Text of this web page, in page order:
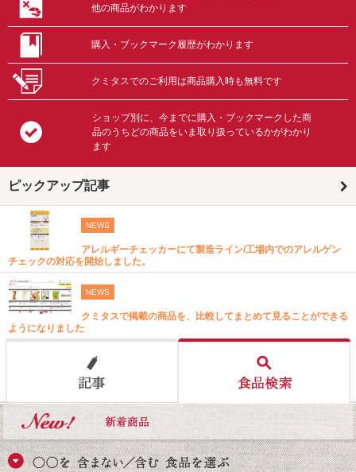
他の商品がわかります
購入・ブックマーク履歴がわかります
クミタスでのご利用は商品購入時も無料です
ショップ別に、今までに購入・ブックマークした商
品のうちどの商品をいま取り扱っているかがわかり
ます
ピックアップ記事
NEWS
アレルギーチェッカーにて製造ライン/工場内でのアレルゲン
チェックの対応を開始しました。
NEWS
クミタスで掲載の商品を、比較してまとめて見ることができる
ようになりました